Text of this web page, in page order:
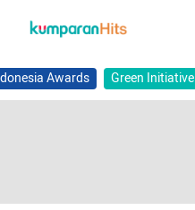
Awards Green Initiative